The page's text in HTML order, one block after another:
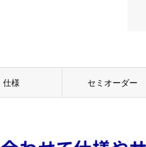
仕様 セミオーダー